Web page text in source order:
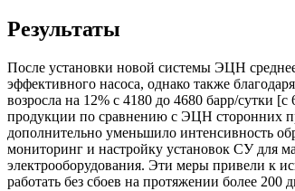
Результаты
После установки новой системы ЭЦН
эффективного насоса, однако также
возросла на 12% с 4180 до 4680 барр/сутки
продукции по сравнению с ЭЦН сторонних
дополнительно уменьшило интенсивность
мониторинг и настройку установок СУ для
электрооборудования. Эти меры привели к
работать без сбоев на протяжении более